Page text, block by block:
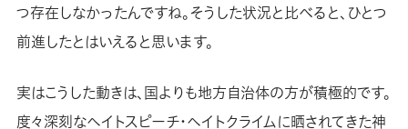
つ存在しなかったんですね。そうした状況と比べると、ひとつ
前進したとはいえると思います。
実はこうした動きは、国よりも地方自治体の方が積極的です。
度々深刻なヘイトスピーチ・ヘイトクライムに晒されてきた神